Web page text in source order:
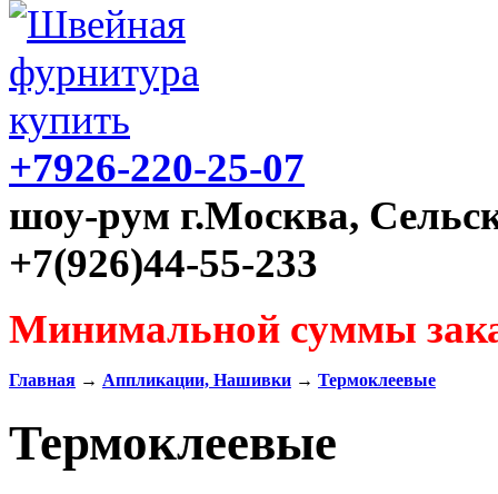
+7926-220-25-07
шоу-рум г.Москва,
+7(926)44-55-233
Минимальной суммы
Главная → Аппликации, Нашивки → Термоклеевые
Термоклеевые